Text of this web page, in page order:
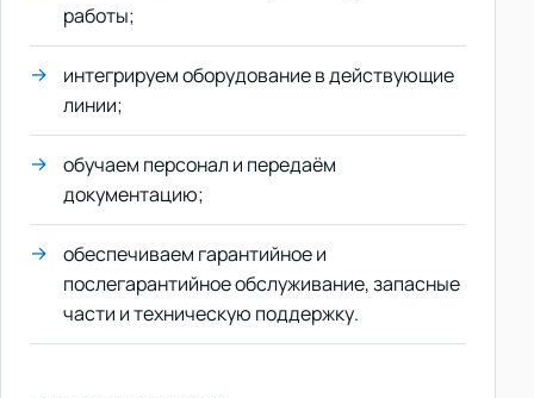
работы;
интегрируем оборудование в действующие
линии;
обучаем персонал и передаём
документацию;
обеспечиваем гарантийное и
послегарантийное обслуживание, запасные
части и техническую поддержку.